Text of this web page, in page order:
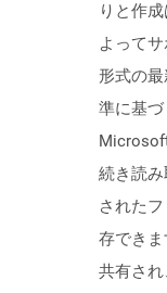
りと作
よって
形式の
準に基づ
続き読
された
存できま
共有さ